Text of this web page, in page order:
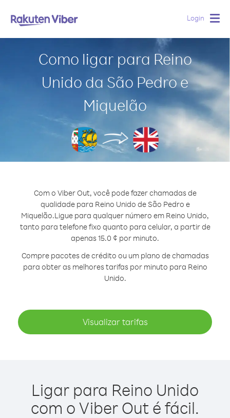
Login
Como ligar para Reino
Unido da São Pedro e
Miquelão
Com o Viber Out, você pode fazer chamadas de
qualidade para Reino Unido de São Pedro e
Miquelão.Ligue para qualquer número em Reino Unido,
tanto para telefone fixo quanto para celular, a partir de
apenas 15.0 ¢ por minuto.
Compre pacotes de crédito ou um plano de chamadas
para obter as melhores tarifas por minuto para Reino
Unido.
Visualizar tarifas
Ligar para Reino Unido
com o Viber Out é fácil.